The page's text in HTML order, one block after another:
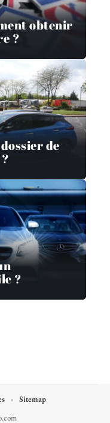
obtenir
?
de
?
Sitemap